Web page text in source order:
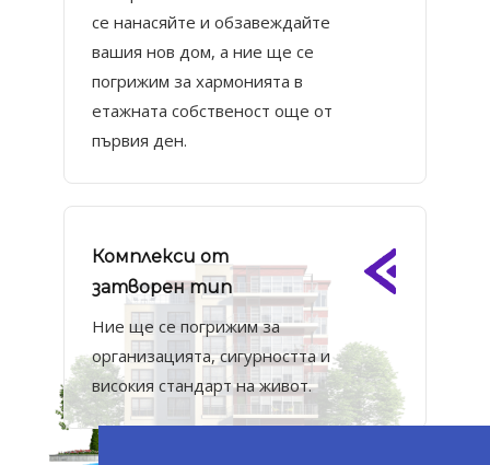
се нанасяйте и обзавеждайте
вашия нов дом, а ние ще се
погрижим за хармонията в
етажната собственост още от
първия ден.
Комплекси от
затворен тип
Ние ще се погрижим за
организацията, сигурността и
високия стандарт на живот.